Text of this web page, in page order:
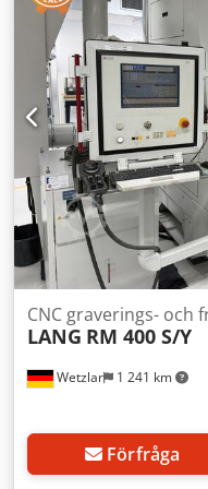
vakuumpump ventil för
och fräsar – NYA
Wetzlar 1 241 km
CNC graverings- och
LANG RM 400 S/Y
Förfråga